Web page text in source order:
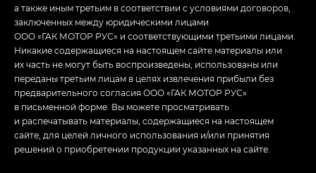
а также иным третьим в соответствии с условиями договоров,
заключенных между юридическими лицами
ООО «ГАК МОТОР РУС» и соответствующими третьими лицами.
Никакие содержащиеся на настоящем сайте материалы или
их часть не могут быть воспроизведены, использованы или
переданы третьим лицам в целях извлечения прибыли без
предварительного согласия ООО «ГАК МОТОР РУС»
в письменной форме. Вы можете просматривать
и распечатывать материалы, содержащиеся на настоящем
сайте, для целей личного использования и/или принятия
решений о приобретении продукции указанных на сайте.